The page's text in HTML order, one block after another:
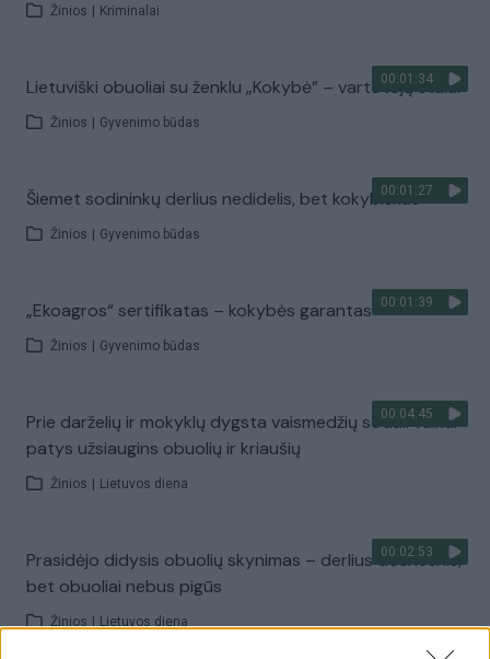
Žinios Kriminalai
00:01:34
Lietuviški obuoliai su ženklu „Kokybė” – vartotojų stalui
Žinios Gyvenimo būdas
00:01:27
Šiemet sodininkų derlius nedidelis, bet kokybiškas
Žinios Gyvenimo būdas
00:01:39
„Ekoagros“ sertifikatas – kokybės garantas
Žinios Gyvenimo būdas
00:04:45
Prie darželių ir mokyklų dygsta vaismedžių sodai: vaikai
patys užsiaugins obuolių ir kriaušių
Žinios Lietuvos diena
00:02:53
Prasidėjo didysis obuolių skynimas – derlius dosnesnis,
bet obuoliai nebus pigūs
Žinios Lietuvos diena